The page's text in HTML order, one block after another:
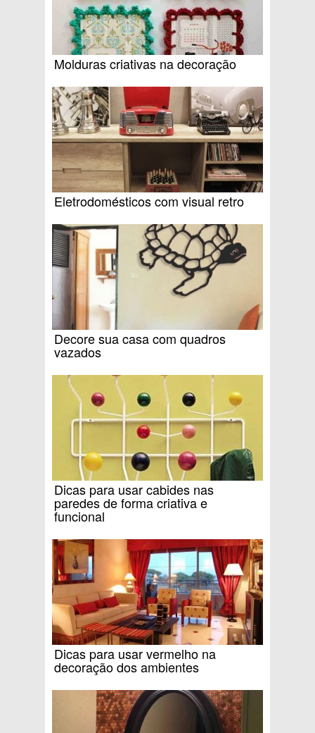
Molduras criativas na decoração
Eletrodomésticos com visual retro
Decore sua casa com quadros
vazados
Dicas para usar cabides nas
paredes de forma criativa e
funcional
Dicas para usar vermelho na
decoração dos ambientes